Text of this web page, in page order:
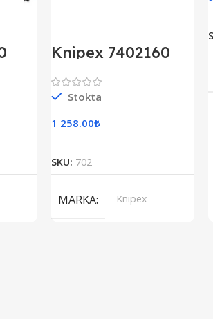
Knipex 7402160
Ağır Tip Yan Keski
Stokta
1 258.00₺
SKU: 702
MARKA Knipex